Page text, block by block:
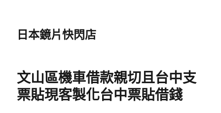
日本鏡片快閃店
文山區機車借款親切且台中支
票貼現客製化台中票貼借錢